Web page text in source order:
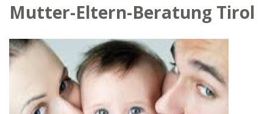
Mutter-Eltern-Beratung Tirol